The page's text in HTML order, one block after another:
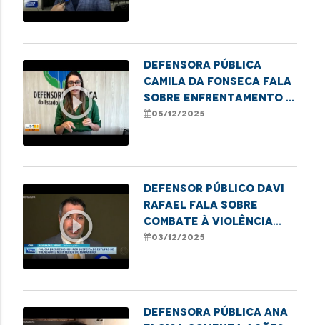
play_circle_outline
Defensora Pública
Camila da Fonseca fala
sobre enfrentamento à
pornografia infantil
05/12/2025
play_circle_outline
Defensor Público Davi
Rafael fala sobre
combate à violência
contra crianças e
03/12/2025
Defensora pública Ana